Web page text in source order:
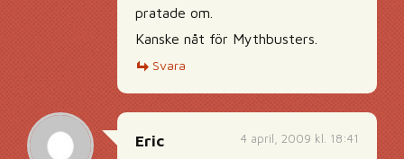
pratade om.
Kanske nåt för Mythbusters.
Svara
4 april, 2009 kl. 18:41
Eric